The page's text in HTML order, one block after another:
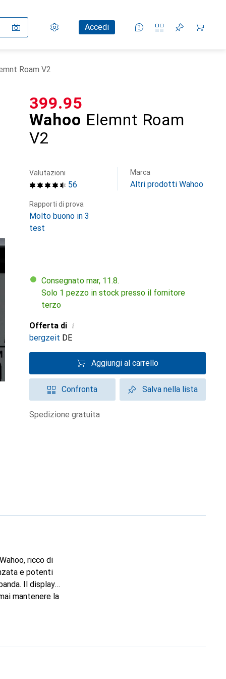
Impostazioni
Conto clienteAccedi
Liste di confronto
Liste dei desideri
Carrello
Roam V2
Wahoo Elemnt Roam
V2
CHF
399.95
56
Valutazioni Marca
Altri prodotti Wahoo
Rapporti di prova
Molto buono in 3
test
Consegnato mar, 11.8.
Solo 1 pezzo in stock presso il fornitore
terzo
Offerta di i
bergzeit DE
Aggiungi al carrello
Confronta Salva nella lista
spedizione gratuita
ricco di
e potenti
Il display
mantenere la
32000 MB -
cadenza
cardiaca: